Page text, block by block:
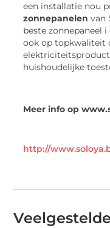
een installatie nou
zonnepanelen van
beste zonnepaneel
ook op topkwaliteit
huishoudelijke
Meer info op
http://